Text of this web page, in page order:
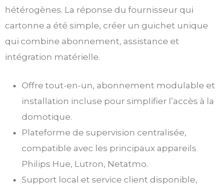
hétérogènes. La réponse du fournisseur qui
cartonne a été simple, créer un guichet unique
qui combine abonnement, assistance et
intégration matérielle.
Offre tout-en-un, abonnement modulable et
installation incluse pour simplifier l’accès à la
domotique.
Plateforme de supervision centralisée,
compatible avec les principaux appareils
Philips Hue, Lutron, Netatmo.
Support local et service client disponible,